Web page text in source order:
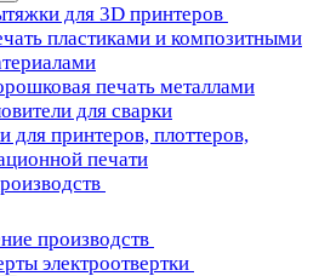
для 3D принтеров
пластиками и композитными
печать металлами
для сварки
для принтеров, плоттеров,
печати
производств
электроотвертки